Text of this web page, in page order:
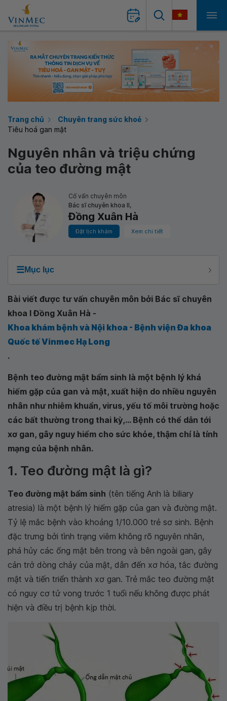
Trang chủ
Chuyên trang sức khoẻ
Tiêu hoá gan mật
Nguyên nhân và triệu chứng
của teo đường mật
Cố vấn chuyên môn
Bác sĩ chuyên khoa II,
Đồng Xuân Hà
Đặt lịch khám Xem chi tiết
☰Mục lục
Bài viết được tư vấn chuyên môn bởi Bác sĩ chuyên
khoa I Đồng Xuân Hà -
Khoa khám bệnh và Nội khoa - Bệnh viện Đa khoa
Quốc tế Vinmec Hạ Long
.
Bệnh teo đường mật bẩm sinh là một bệnh lý khá
hiếm gặp của gan và mật, xuất hiện do nhiều nguyên
nhân như nhiễm khuẩn, virus, yếu tố môi trường hoặc
các bất thường trong thai kỳ,... Bệnh có thể dẫn tới
xơ gan, gây nguy hiểm cho sức khỏe, thậm chí là tính
mạng của bệnh nhân.
1. Teo đường mật là gì?
Teo đường mật bẩm sinh (tên tiếng Anh là biliary
atresia) là một bệnh lý hiếm gặp của gan và đường mật.
Tỷ lệ mắc bệnh vào khoảng 1/10.000 trẻ sơ sinh. Bệnh
đặc trưng bởi tình trạng viêm không rõ nguyên nhân,
phá hủy các ống mật bên trong và bên ngoài gan, gây
cản trở dòng chảy của mật, dẫn đến xơ hóa, tắc đường
mật và tiến triển thành xơ gan. Trẻ mắc teo đường mật
có nguy cơ tử vong trước 1 tuổi nếu không được phát
hiện và điều trị bệnh kịp thời.